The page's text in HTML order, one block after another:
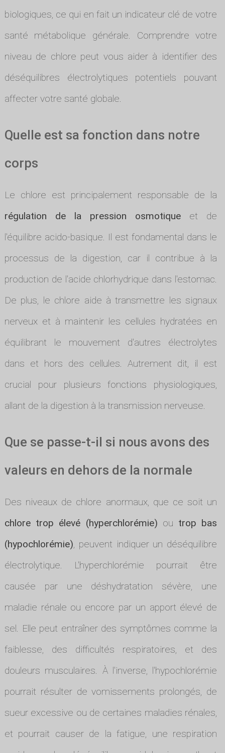
biologiques, ce qui en fait un indicateur clé de votre
santé métabolique générale. Comprendre votre
niveau de chlore peut vous aider à identifier des
déséquilibres électrolytiques potentiels pouvant
affecter votre santé globale.
Quelle est sa fonction dans notre
corps
Le chlore est principalement responsable de la
régulation de la pression osmotique et de
l'équilibre acido-basique. Il est fondamental dans le
processus de la digestion, car il contribue à la
production de l'acide chlorhydrique dans l'estomac.
De plus, le chlore aide à transmettre les signaux
nerveux et à maintenir les cellules hydratées en
équilibrant le mouvement d'autres électrolytes
dans et hors des cellules. Autrement dit, il est
crucial pour plusieurs fonctions physiologiques,
allant de la digestion à la transmission nerveuse.
Que se passe-t-il si nous avons des
valeurs en dehors de la normale
Des niveaux de chlore anormaux, que ce soit un
chlore trop élevé (hyperchlorémie) ou trop bas
(hypochlorémie), peuvent indiquer un déséquilibre
électrolytique. L'hyperchlorémie pourrait être
causée par une déshydratation sévère, une
maladie rénale ou encore par un apport élevé de
sel. Elle peut entraîner des symptômes comme la
faiblesse, des difficultés respiratoires, et des
douleurs musculaires. À l'inverse, l'hypochlorémie
pourrait résulter de vomissements prolongés, de
sueur excessive ou de certaines maladies rénales,
et pourrait causer de la fatigue, une respiration